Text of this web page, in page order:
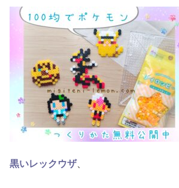
黒いレックウザ、